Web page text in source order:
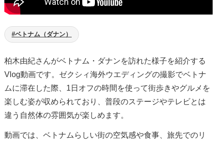
#ベトナム（ダナン）
柏木由紀さんがベトナム・ダナンを訪れた様子を紹介する
Vlog動画です。ゼクシィ海外ウエディングの撮影でベトナ
ムに滞在した際、1日オフの時間を使って街歩きやグルメを
楽しむ姿が収められており、普段のステージやテレビとは
違う自然体の雰囲気が楽しめます。
動画では、ベトナムらしい街の空気感や食事、旅先でのリ